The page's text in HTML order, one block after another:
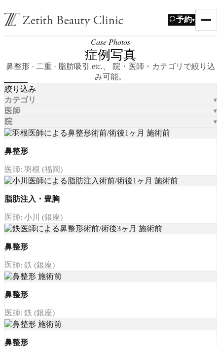
予約▾
Case Photos
症例写真
鼻整形 · 二重 · 脂肪吸引 etc.、 院・医師・カテゴリで絞り込
み可能。
絞り込み
カテゴリ
医師
院
鼻整形
医師: 羽根 (福岡)
脂肪注入・豊胸
医師: 小川 (銀座)
鼻整形
医師: 鉄 (銀座)
鼻整形
医師: 鉄 (銀座)
鼻整形